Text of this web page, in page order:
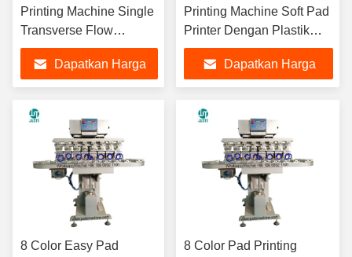
Printing Machine Single
Transverse Flow
Gravure Pad Printer
Dengan Perlengkapan
PLC Bahan Ceramic
Ring
Dapatkan Harga
Printing Machine Soft Pad
Printer Dengan Plastik
Spare Controller Parts
Dokter Blade Holder Shaft
Dapatkan Harga
8 Color Easy Pad
8 Color Pad Printing